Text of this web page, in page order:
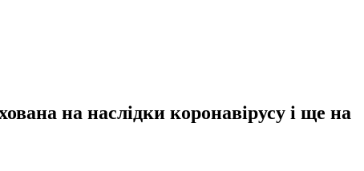
на наслідки коронавірусу і ще на